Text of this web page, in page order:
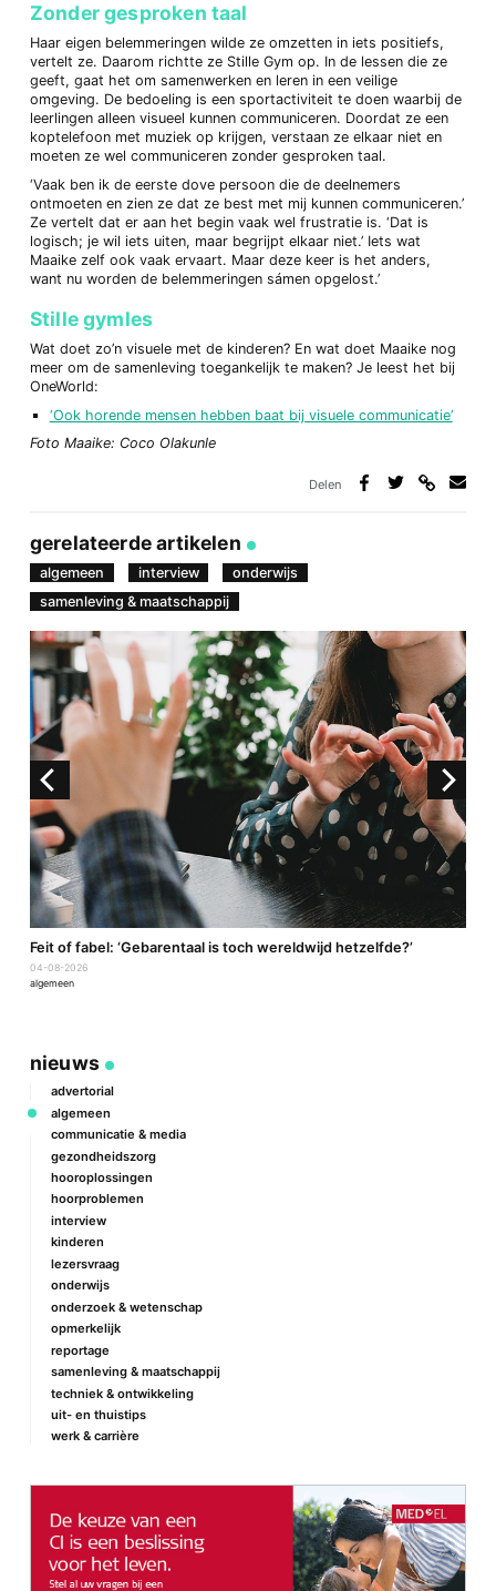
Zonder gesproken taal
Haar eigen belemmeringen wilde ze omzetten in iets positiefs,
vertelt ze. Daarom richtte ze Stille Gym op. In de lessen die ze
geeft, gaat het om samenwerken en leren in een veilige
omgeving. De bedoeling is een sportactiviteit te doen waarbij de
leerlingen alleen visueel kunnen communiceren. Doordat ze een
koptelefoon met muziek op krijgen, verstaan ze elkaar niet en
moeten ze wel communiceren zonder gesproken taal.
‘Vaak ben ik de eerste dove persoon die de deelnemers
ontmoeten en zien ze dat ze best met mij kunnen communiceren.’
Ze vertelt dat er aan het begin vaak wel frustratie is. ‘Dat is
logisch; je wil iets uiten, maar begrijpt elkaar niet.’ Iets wat
Maaike zelf ook vaak ervaart. Maar deze keer is het anders,
want nu worden de belemmeringen sámen opgelost.’
Stille gymles
Wat doet zo’n visuele met de kinderen? En wat doet Maaike nog
meer om de samenleving toegankelijk te maken? Je leest het bij
OneWorld:
‘Ook horende mensen hebben baat bij visuele communicatie’
Foto Maaike: Coco Olakunle
Delen
gerelateerde artikelen
algemeen interview
onderwijs
samenleving & maatschappij
Feit of fabel: ‘Gebarentaal is toch wereldwijd hetzelfde?’
04-08-2026
algemeen
nieuws
advertorial
algemeen
communicatie & media
gezondheidszorg
hooroplossingen
hoorproblemen
interview
kinderen
lezersvraag
onderwijs
onderzoek & wetenschap
opmerkelijk
reportage
samenleving & maatschappij
techniek & ontwikkeling
uit- en thuistips
werk & carrière